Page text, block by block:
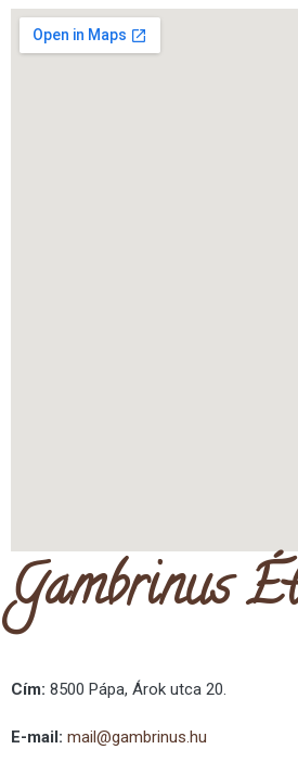
Gambrinus
Cím: 8500 Pápa, Árok utca 20.
E-mail: mail@gambrinus.hu